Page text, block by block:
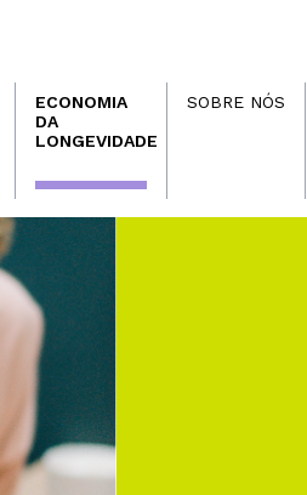
ECONOMIA
DA
LONGEVIDADE
SOBRE NÓS